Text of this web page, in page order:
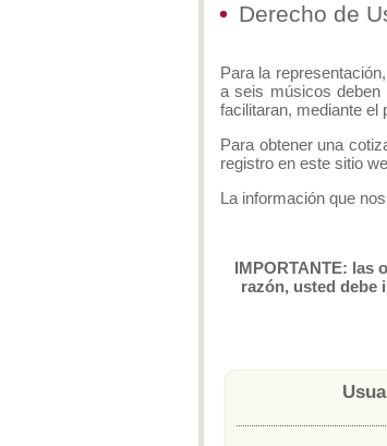
Derecho de
Para la
a seis músicos deben
facilitaran, mediante el
Para obtener una
registro en este sitio
La información que
IMPORTANTE: las
razón, usted debe